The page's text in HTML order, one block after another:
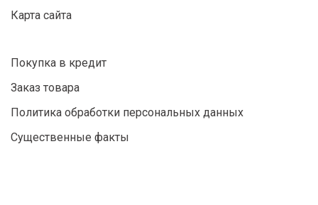
Карта сайта
Покупка в кредит
Заказ товара
Политика обработки персональных данных
Существенные факты